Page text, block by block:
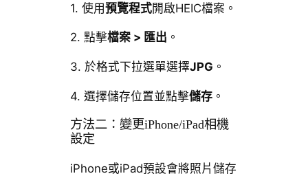
1. 使用預覽程式開啟HEIC檔案。
2. 點擊檔案 > 匯出 。
3. 於格式下拉選單選擇JPG 。
4. 選擇儲存位置並點擊儲存。
方法二：變更iPhone/iPad相機
設定
iPhone或iPad預設會將照片儲存